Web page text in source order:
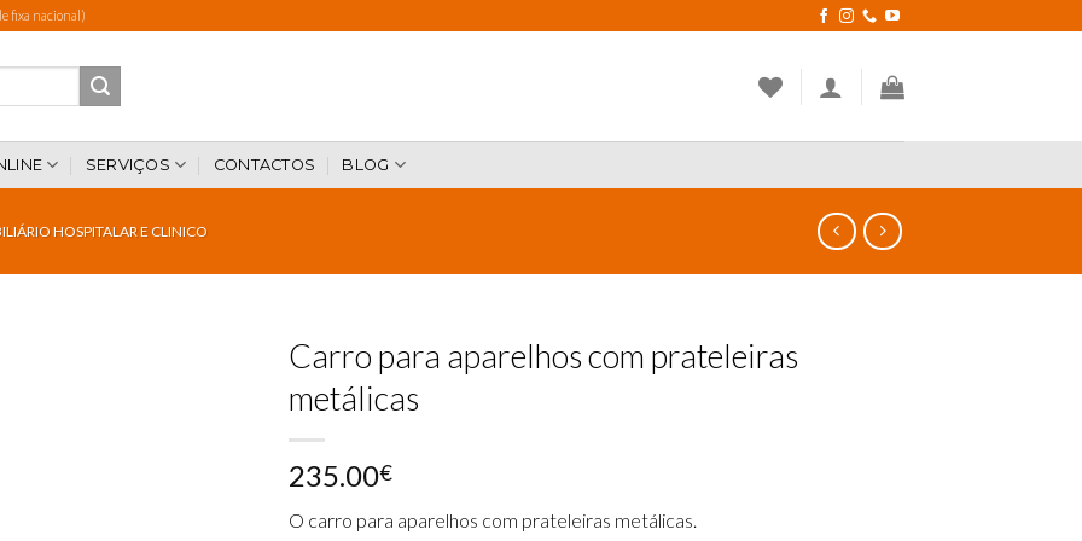
fixa nacional)
SERVIÇOS CONTACTOS BLOG
HOSPITALAR E CLINICO
Carro para aparelhos com prateleiras
metálicas
235.00€
O carro para aparelhos com prateleiras metálicas.